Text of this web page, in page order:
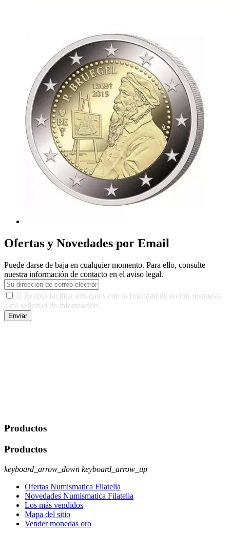
Ofertas y Novedades por Email
Puede darse de baja en cualquier momento. Para ello, consulte
nuestra información de contacto en el aviso legal.
 Acepto facilitar mis datos con la finalidad de recibir respuesta
a mi solicitud de información
Enviar
Productos
Productos
keyboard_arrow_down keyboard_arrow_up
Ofertas Numismatica Filatelia
Novedades Numismatica Filatelia
Los más vendidos
Mapa del sitio
Vender monedas oro